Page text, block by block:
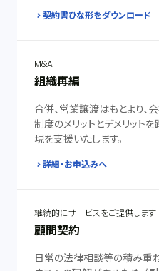
契約書ひな形をダウンロード
M&A
組織再編
合併、営業譲渡はもとより、
制度のメリットとデメリット
現を支援いたします。
詳細・お申込みへ
継続的にサービスをご提供します
顧問契約
日常の法律相談等の積み重